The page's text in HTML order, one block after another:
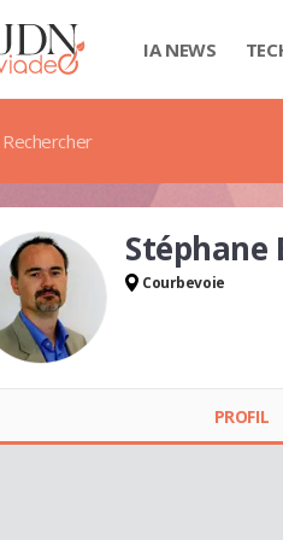
IA NEWS
Rechercher
Stéphane
Courbevoie
PROFIL